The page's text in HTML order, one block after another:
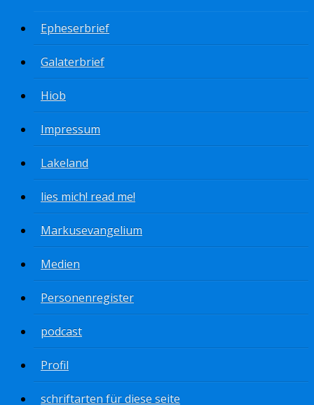
Epheserbrief
Galaterbrief
Hiob
Impressum
Lakeland
lies mich! read me!
Markusevangelium
Medien
Personenregister
podcast
Profil
schriftarten für diese seite